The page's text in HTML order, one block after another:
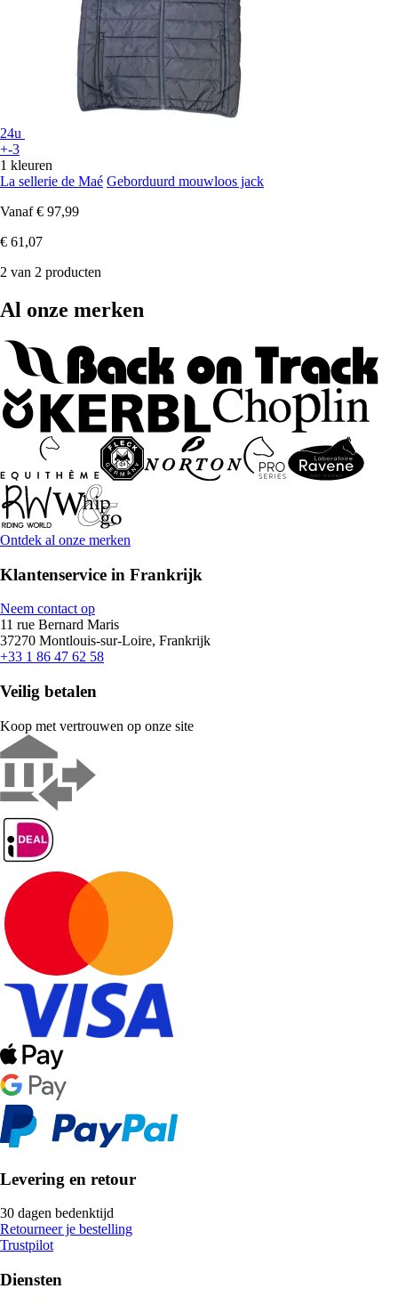
24u
+-3
1 kleuren
La sellerie de Maé Geborduurd mouwloos jack
Vanaf € 97,99
€ 61,07
2 van 2 producten
Al onze merken
Ontdek al onze merken
Klantenservice in Frankrijk
Neem contact op
11 rue Bernard Maris
37270 Montlouis-sur-Loire, Frankrijk
+33 1 86 47 62 58
Veilig betalen
Koop met vertrouwen op onze site
Levering en retour
30 dagen bedenktijd
Retourneer je bestelling
Trustpilot
Diensten